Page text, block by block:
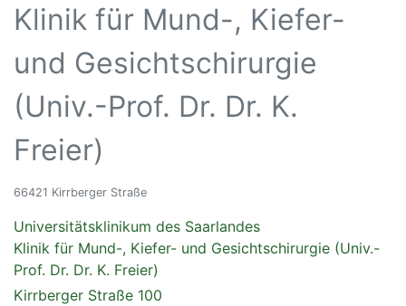
Klinik für Mund-, Kiefer-
und Gesichtschirurgie
(Univ.-Prof. Dr. Dr. K.
Freier)
66421 Kirrberger Straße
Universitätsklinikum des Saarlandes
Klinik für Mund-, Kiefer- und Gesichtschirurgie (Univ.-
Prof. Dr. Dr. K. Freier)
Kirrberger Straße 100